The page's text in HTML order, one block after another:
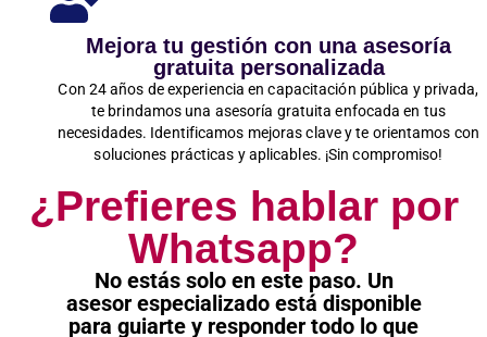
Mejora tu gestión con una asesoría
gratuita personalizada
Con 24 años de experiencia en capacitación pública y privada,
te brindamos una asesoría gratuita enfocada en tus
necesidades. Identificamos mejoras clave y te orientamos con
soluciones prácticas y aplicables. ¡Sin compromiso!
¿Prefieres hablar por
Whatsapp?
No estás solo en este paso. Un
asesor especializado está disponible
para guiarte y responder todo lo que